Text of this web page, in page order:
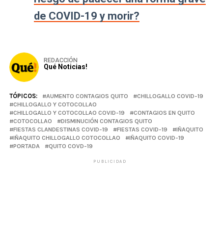
de COVID-19 y morir?
REDACCIÓN
Qué Noticias!
TÓPICOS: AUMENTO CONTAGIOS QUITO
CHILLOGALLO COVID-19
CHILLOGALLO Y COTOCOLLAO
CHILLOGALLO Y COTOCOLLAO COVID-19
CONTAGIOS EN QUITO
COTOCOLLAO
DISMINUCIÓN CONTAGIOS QUITO
FIESTAS CLANDESTINAS COVID-19
FIESTAS COVID-19
IÑAQUITO
IÑAQUITO CHILLOGALLO COTOCOLLAO
IÑAQUITO COVID-19
PORTADA
QUITO COVD-19
PUBLICIDAD